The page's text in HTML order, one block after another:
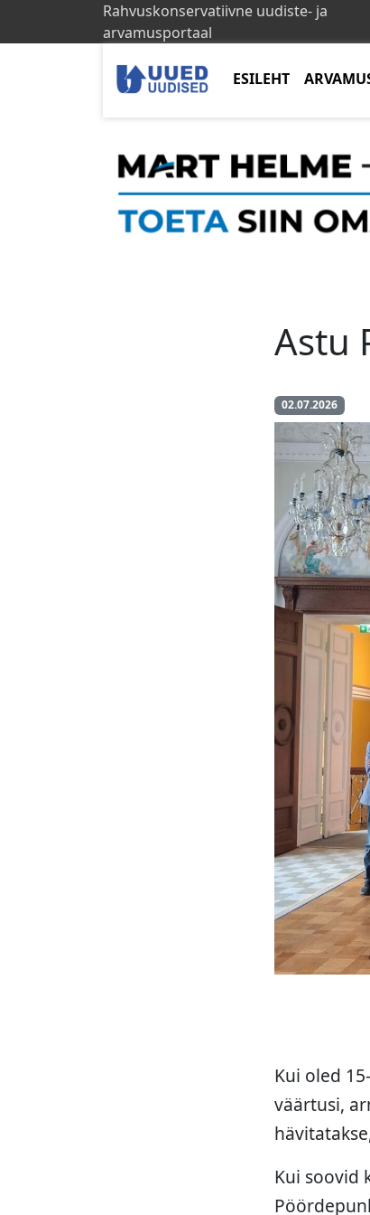
Rahvuskonservatiivne uudiste- ja
arvamusportaal
ESILEHT
Astu
02.07.2026
Kui oled
väärtusi,
Kui soovid